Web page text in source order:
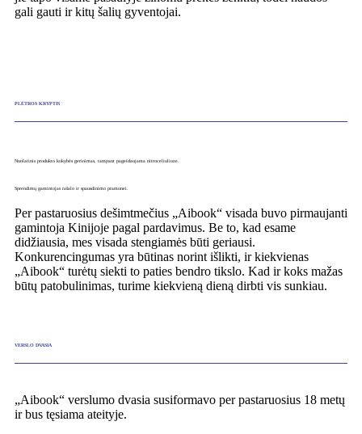
gali gauti ir kitų šalių gyventojai.
PLĖTROS KRYPTIS
Nuolatinis produkto kokybės gerinimas, tampant pageidaujama nitroceliulioze.
Sprendimų gamintojas rašalo ir spausdinimo pramonei.
Per pastaruosius dešimtmečius „Aibook“ visada buvo pirmaujanti
gamintoja Kinijoje pagal pardavimus. Be to, kad esame
didžiausia, mes visada stengiamės būti geriausi.
Konkurencingumas yra būtinas norint išlikti, ir kiekvienas
„Aibook“ turėtų siekti to paties bendro tikslo. Kad ir koks mažas
būtų patobulinimas, turime kiekvieną dieną dirbti vis sunkiau.
VERSLO DVASIA
„Aibook“ verslumo dvasia susiformavo per pastaruosius 18 metų
ir bus tęsiama ateityje.